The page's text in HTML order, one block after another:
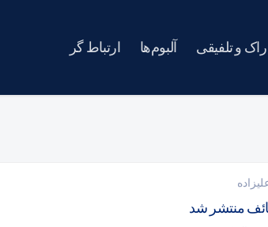
و تلفیقی آلبوم‌ها ارتباط گر
خائف منتشر شد